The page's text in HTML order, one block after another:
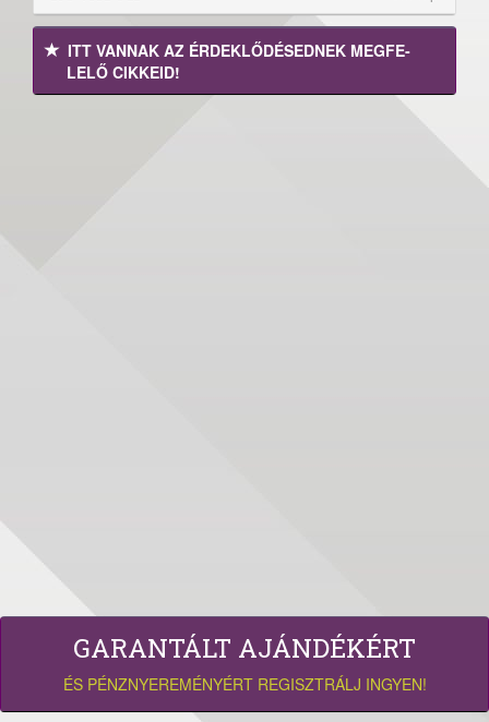
ITT VANNAK AZ ÉRDEK­LŐDÉ­SEDNEK MEGFE­
LELŐ CIKKEID!
GARANTÁLT AJÁNDÉKÉRT
ÉS PÉNZNYEREMÉNYÉRT REGISZTRÁLJ INGYEN!